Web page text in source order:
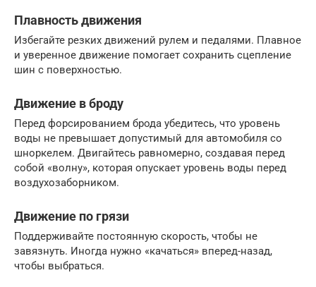
Плавность движения
Избегайте резких движений рулем и педалями. Плавное
и уверенное движение помогает сохранить сцепление
шин с поверхностью.
Движение в броду
Перед форсированием брода убедитесь, что уровень
воды не превышает допустимый для автомобиля со
шноркелем. Двигайтесь равномерно, создавая перед
собой «волну», которая опускает уровень воды перед
воздухозаборником.
Движение по грязи
Поддерживайте постоянную скорость, чтобы не
завязнуть. Иногда нужно «качаться» вперед-назад,
чтобы выбраться.